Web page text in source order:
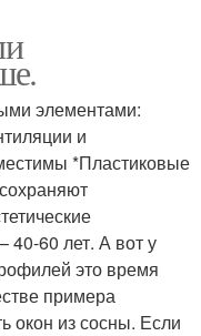
элементами:
и
*Пластиковые
40-60 лет. А вот у
это время
примера
окон из сосны. Если